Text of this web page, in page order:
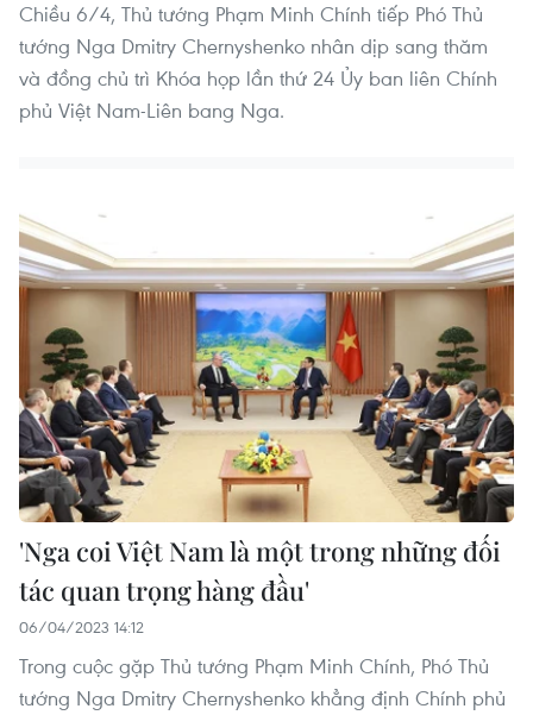
Chiều 6/4, Thủ tướng Phạm Minh Chính tiếp Phó Thủ
tướng Nga Dmitry Chernyshenko nhân dịp sang thăm
và đồng chủ trì Khóa họp lần thứ 24 Ủy ban liên Chính
phủ Việt Nam-Liên bang Nga.
'Nga coi Việt Nam là một trong những đối
tác quan trọng hàng đầu'
06/04/2023 14:12
Trong cuộc gặp Thủ tướng Phạm Minh Chính, Phó Thủ
tướng Nga Dmitry Chernyshenko khẳng định Chính phủ